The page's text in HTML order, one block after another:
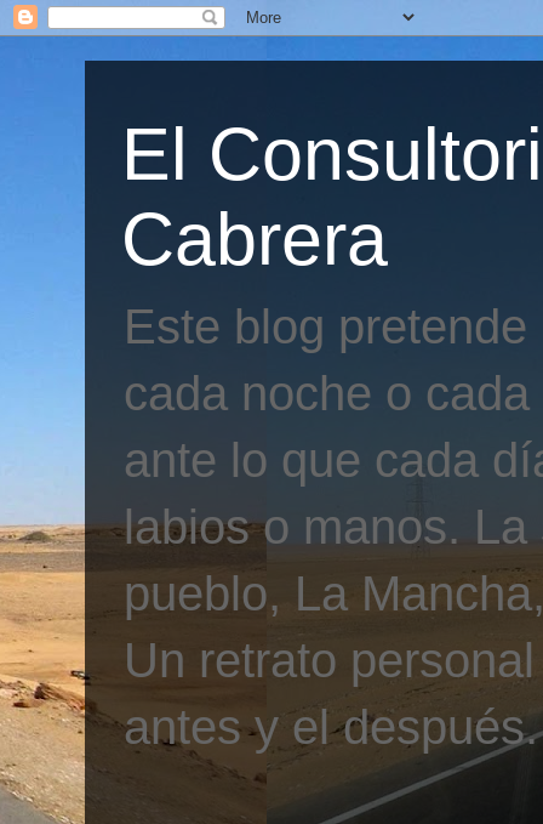
El
Cabrera
Este blog
cada noche o
ante lo que cada
labios o manos.
pueblo, La
Un retrato
antes y el después.